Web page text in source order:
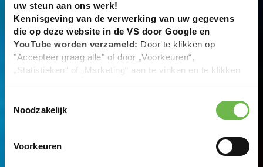
uw steun aan ons werk!
Kennisgeving van de verwerking van uw gegevens
die op deze website in de VS door Google en
YouTube worden verzameld: Door te klikken op
"Accepteer graag alle" of door „Voorkeuren“,
„Statistieken“ of „Marketing“ aan te vinken en te klikken
op "Selectie handmatig instellen", stemt u er ook mee in
overeenstemming met Art. 49 (1) zin 1 lit. a DSGVO. De
VS zijn door het Europees Hof van Justitie beoordeeld
gegevensbescherming volgens EU-normen. In het
Noodzakelijk
Voorkeuren